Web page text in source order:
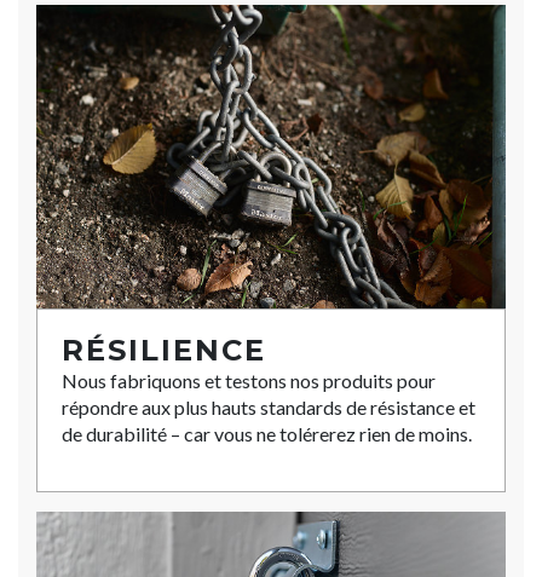
RÉSILIENCE
Nous fabriquons et testons nos produits pour
répondre aux plus hauts standards de résistance et
de durabilité – car vous ne tolérerez rien de moins.